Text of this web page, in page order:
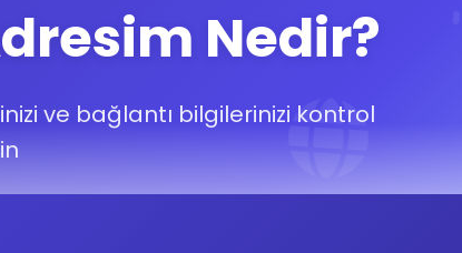
Nedir?
ve bağlantı bilgilerinizi kontrol